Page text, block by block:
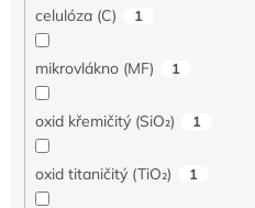
celulóza (C) 1
mikrovlákno (MF) 1
oxid křemičitý (SiO₂) 1
oxid titaničitý (TiO₂) 1